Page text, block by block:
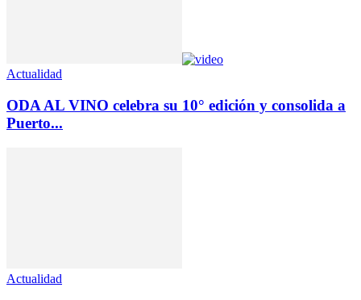
Actualidad
ODA AL VINO celebra su 10° edición y consolida a
Puerto...
Actualidad